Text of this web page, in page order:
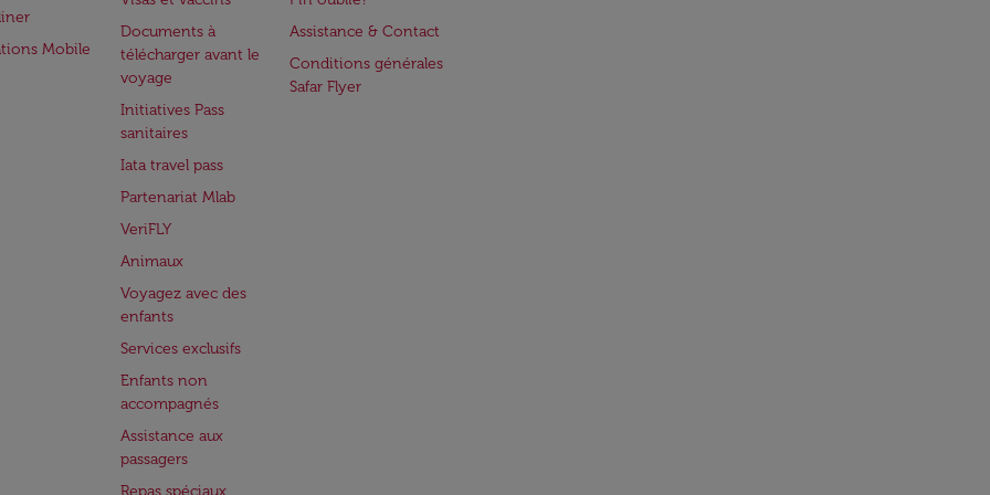
Mobile
Documents à
télécharger avant le
voyage
Initiatives Pass
sanitaires
Iata travel pass
Partenariat Mlab
VeriFLY
Animaux
Voyagez avec des
enfants
Services exclusifs
Enfants non
accompagnés
Assistance aux
passagers
Repas spéciaux
Assistance & Contact
Conditions générales
Safar Flyer